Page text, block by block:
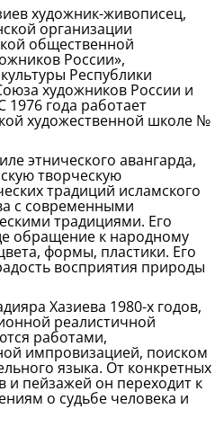
художник-живописец,
организации
общественной
России»,
Республики
художников России и
1976 года работает
художественной школе №
этнического авангарда,
творческую
традиций исламского
с современными
традициями. Его
обращение к народному
формы, пластики. Его
восприятия природы
Хазиева 1980-х годов,
реалистичной
работами,
импровизацией, поиском
языка. От конкретных
и пейзажей он переходит к
о судьбе человека и